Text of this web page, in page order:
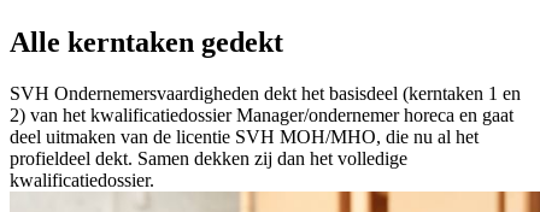
Alle kerntaken gedekt
SVH Ondernemersvaardigheden dekt het basisdeel (kerntaken 1 en
2) van het kwalificatiedossier Manager/ondernemer horeca en gaat
deel uitmaken van de licentie SVH MOH/MHO, die nu al het
profieldeel dekt. Samen dekken zij dan het volledige
kwalificatiedossier.